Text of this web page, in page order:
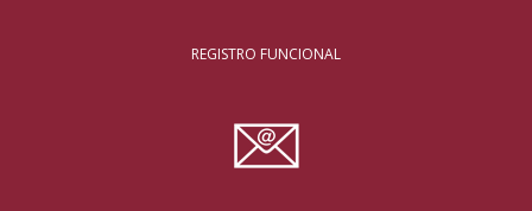
REGISTRO FUNCIONAL